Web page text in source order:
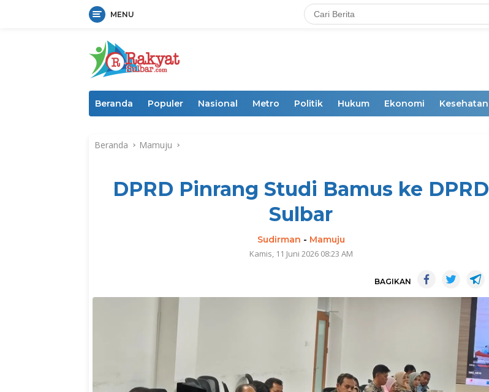
MENU
Beranda Populer Nasional Metro Politik Hukum Ekonomi Kesehatan
Beranda Mamuju
DPRD Pinrang Studi Bamus ke DPRD
Sulbar
Sudirman - Mamuju
Kamis, 11 Juni 2026 08:23 AM
BAGIKAN